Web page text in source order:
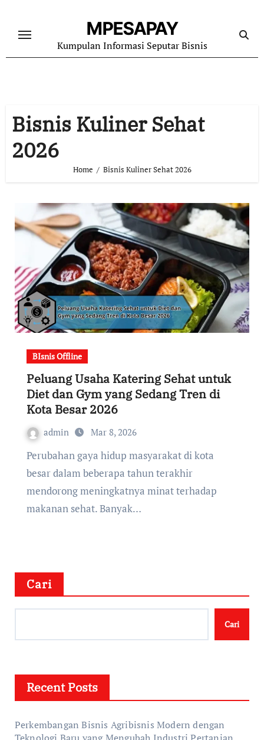
content
MPESAPAY
Kumpulan Informasi Seputar Bisnis
Bisnis Kuliner Sehat
2026
Home Bisnis Kuliner Sehat 2026
BIsnis Offline
Peluang Usaha Katering Sehat untuk
Diet dan Gym yang Sedang Tren di
Kota Besar 2026
admin Mar 8, 2026
Perubahan gaya hidup masyarakat di kota
besar dalam beberapa tahun terakhir
mendorong meningkatnya minat terhadap
makanan sehat. Banyak…
Cari
Cari
Recent Posts
Perkembangan Bisnis Agribisnis Modern dengan